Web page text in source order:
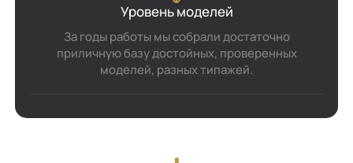
Уровень моделей
За годы работы мы собрали достаточно
приличную базу достойных, проверенных
моделей, разных типажей.